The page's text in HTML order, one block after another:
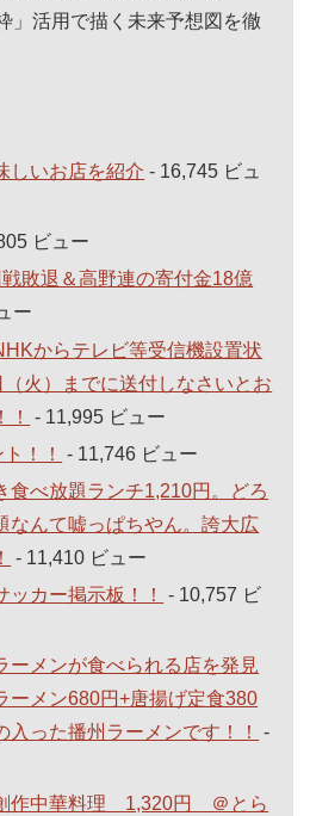
」活用で描く未来予想図を徹
しいお店を紹介 - 16,745 ビュ
ビュー
敗退＆高野連の寄付金18億
ー
からテレビ等受信機設置状
火）までに送付しなさいとお
- 11,995 ビュー
！！
- 11,746 ビュー
食べ放題ランチ1,210円。どろ
なんて嘘っぱちやん。誇大広
- 11,410 ビュー
カー掲示板！！
- 10,757 ビ
ーメンが食べられる店を発見
ーメン680円+唐揚げ定食380
入った播州ラーメンです！！
-
作中華料理 1,320円 ＠とら